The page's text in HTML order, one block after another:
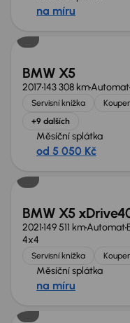
na míru
Možnost odpočtu DPH
BMW X5
2017143 308 kmAutomat
Servisní knížka
+9 dalších
Měsíční splátka
od 5 050 Kč
Zlevněno o 100 000 Kč
BMW X5
2021149 511 kmAutomat
4x4
Servisní knížka
Měsíční splátka
na míru
Zlevněno o 30 000 Kč